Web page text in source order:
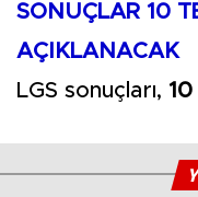
SONUÇLAR 10
AÇIKLANACAK
LGS sonuçları, 10